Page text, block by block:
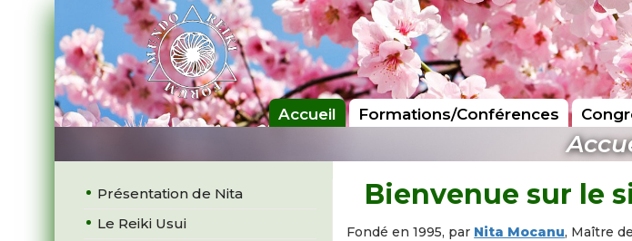
Accueil Formations/Conférences
Présentation de Nita
Le Reiki Usui
Bienvenue sur le
Fondé en 1995, par Nita Mocanu, Maître